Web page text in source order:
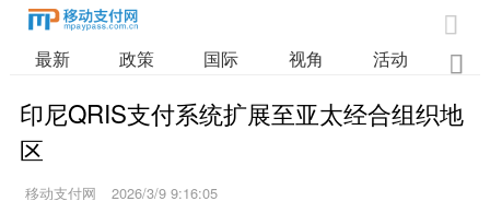

最新 政策 国际 视角 活动 业

印尼QRIS支付系统扩展至亚太经合组织地
区
移动支付网 2026/3/9 9:16:05